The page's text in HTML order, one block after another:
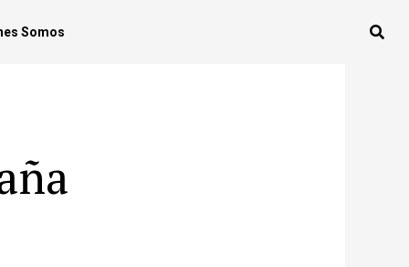
Somos